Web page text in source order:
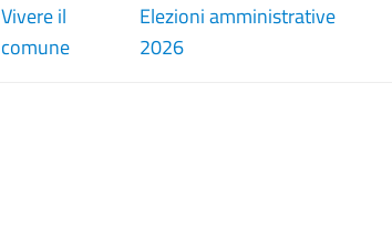
Vivere il
comune
Elezioni amministrative
2026